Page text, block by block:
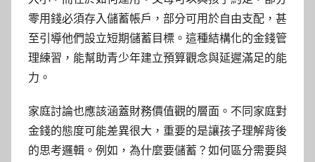
零用錢必須存入儲蓄帳戶，部分可用於自由支配，甚
至引導他們設立短期儲蓄目標。這種結構化的金錢管
理練習，能幫助青少年建立預算觀念與延遲滿足的能
力。
家庭討論也應該涵蓋財務價值觀的層面。不同家庭對
金錢的態度可能差異很大，重要的是讓孩子理解背後
的思考邏輯。例如，為什麼要儲蓄？如何區分需要與